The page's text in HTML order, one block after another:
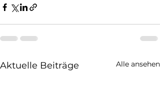
Aktuelle Beiträge Alle ansehen